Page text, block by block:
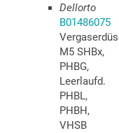
Dellorto
B01486075
M5 SHBx,
PHBG,
Leerlaufd.
PHBL,
PHBH,
VHSB